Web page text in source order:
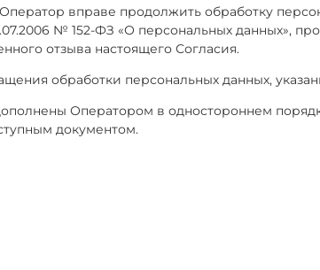
вправе продолжить обработку
27.07.2006 № 152-ФЗ «О персональных
отзыва настоящего Согласия.
обработки персональных данных,
Оператором в одностороннем
документом.